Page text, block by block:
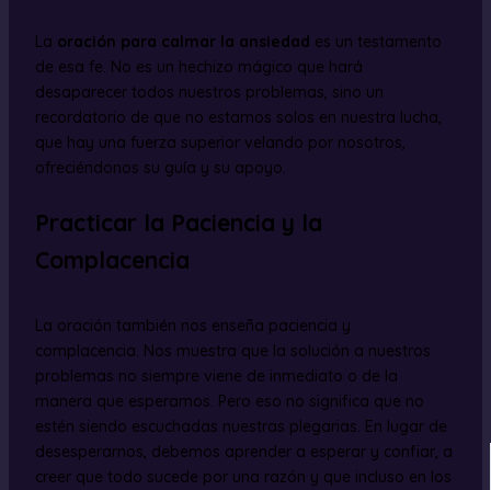
La oración para calmar la ansiedad es un testamento
de esa fe. No es un hechizo mágico que hará
desaparecer todos nuestros problemas, sino un
recordatorio de que no estamos solos en nuestra lucha,
que hay una fuerza superior velando por nosotros,
ofreciéndonos su guía y su apoyo.
Practicar la Paciencia y la
Complacencia
La oración también nos enseña paciencia y
complacencia. Nos muestra que la solución a nuestros
problemas no siempre viene de inmediato o de la
manera que esperamos. Pero eso no significa que no
estén siendo escuchadas nuestras plegarias. En lugar de
desesperarnos, debemos aprender a esperar y confiar, a
creer que todo sucede por una razón y que incluso en los